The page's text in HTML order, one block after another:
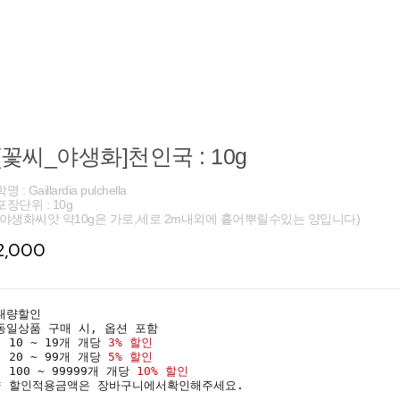
씨_야생화]천인국 : 10g
명 : Gaillardia pulchella
장단위 : 10g
생화씨앗 약10g은 가로,세로 2m내외에 흩어뿌릴수있는 양입니다)
량할인
일상품 구매 시, 옵션 포함
10 ~ 19개 개당 3% 할인
20 ~ 99개 개당 5% 할인
100 ~ 99999개 개당 10% 할인
할인적용금액은 장바구니에서확인해주세요.